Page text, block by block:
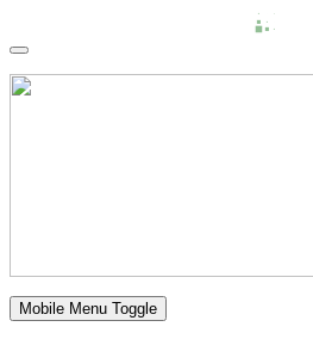
Mobile Menu Toggle